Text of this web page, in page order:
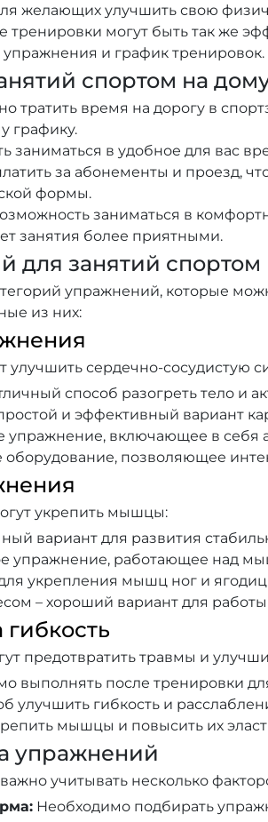
желающих улучшить свою
могут быть так же
и график тренировок.
спортом на
тратить время на дорогу в
графику.
заниматься в удобное для вас
за абонементы и проезд,
формы.
заниматься в
занятия более приятными.
для занятий спортом
упражнений, которые
из них:
сердечно-сосудистую
способ разогреть тело и
и эффективный вариант
включающее в себя
оборудование, позволяющее
укрепить мышцы:
вариант для развития
упражнение, работающее над
укрепления мышц ног и
– хороший вариант для
предотвратить травмы и
выполнять после тренировки
улучшить гибкость и
мышцы и повысить их
упражнений
учитывать несколько
Необходимо подбирать